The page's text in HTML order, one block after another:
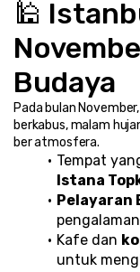
🕌
Budaya
Pada bulan
berkabus, malam
ber atmosfera.
Tempat
Istana
Pelayaran
Kafe dan
untuk